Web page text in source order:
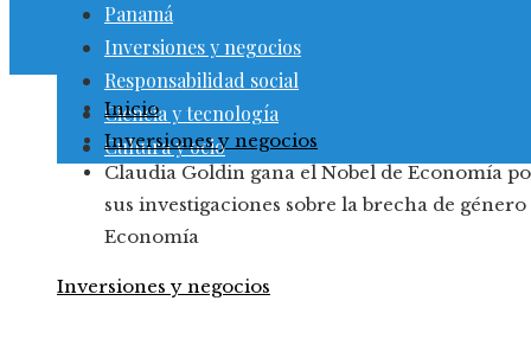
Panamá
Inversiones y negocios
Responsabilidad social
Ciencia y tecnología
Cultura y ocio
Inicio
Inversiones y negocios
Claudia Goldin gana el Nobel de Economía
sus investigaciones sobre la brecha de género
Economía
Inversiones y negocios